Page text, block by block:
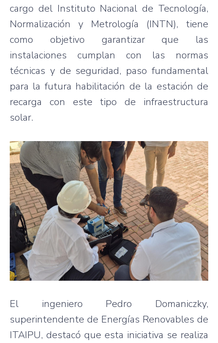
cargo del Instituto Nacional de Tecnología,
Normalización y Metrología (INTN), tiene
como objetivo garantizar que las
instalaciones cumplan con las normas
técnicas y de seguridad, paso fundamental
para la futura habilitación de la estación de
recarga con este tipo de infraestructura
solar.
El ingeniero Pedro Domaniczky,
superintendente de Energías Renovables de
ITAIPU, destacó que esta iniciativa se realiza